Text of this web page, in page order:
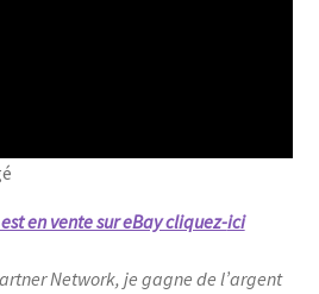
en vente sur eBay cliquez-ici
Network, je gagne de l’argent